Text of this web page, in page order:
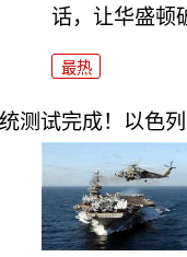
话，让华盛顿
最热
测试完成！以色